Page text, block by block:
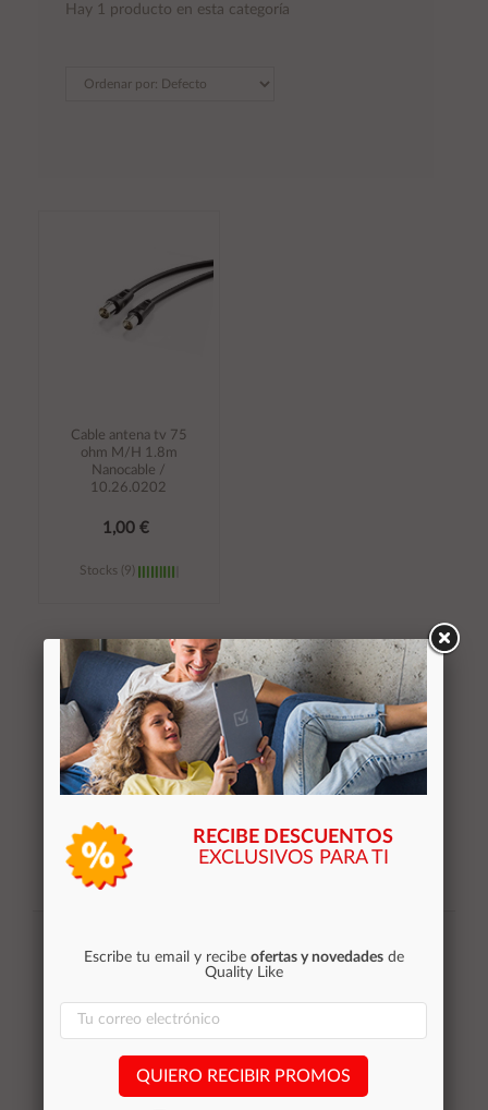
Hay 1 producto en esta categoría
Cable antena tv 75
ohm M/H 1.8m
Nanocable /
10.26.0202
1,00 €
Stocks (9)
Añadir al
carrito
Acepto lapolítica de privacidad
Categorías
RECIBE DESCUENTOS
EXCLUSIVOS PARA TI
Escribe tu email y recibe ofertas y novedadesde
Quality Like
QUIERO RECIBIR PROMOS